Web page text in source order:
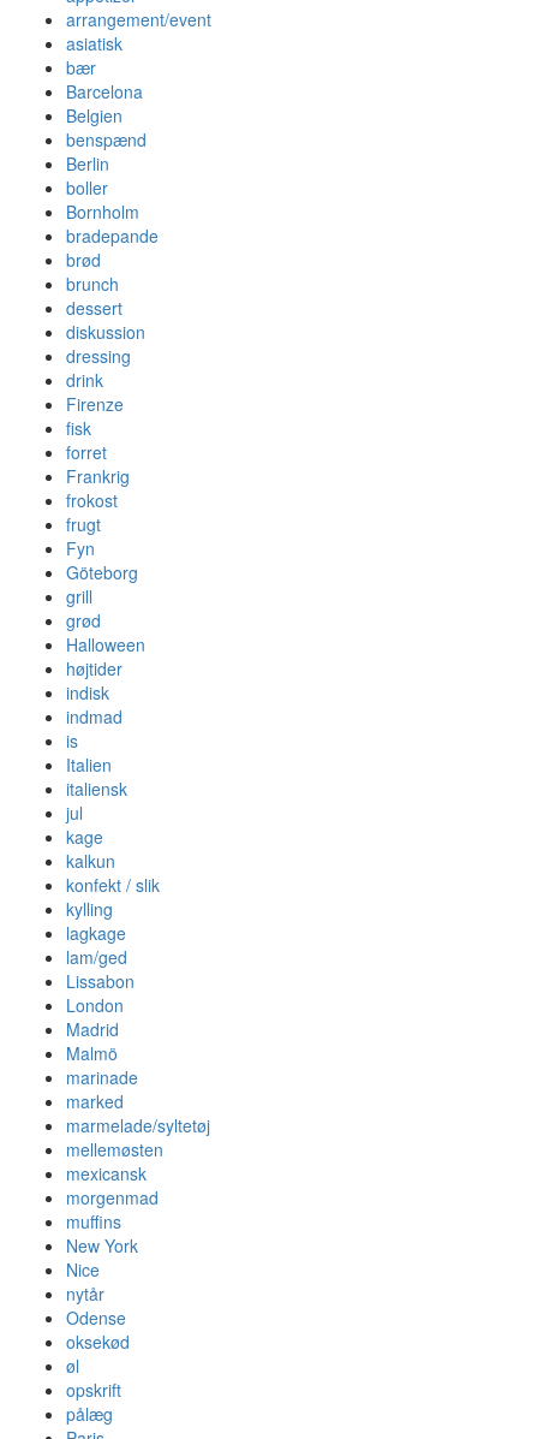
arrangement/event
asiatisk
bær
Barcelona
Belgien
benspænd
Berlin
boller
Bornholm
bradepande
brød
brunch
dessert
diskussion
dressing
drink
Firenze
fisk
forret
Frankrig
frokost
frugt
Fyn
Göteborg
grill
grød
Halloween
højtider
indisk
indmad
is
Italien
italiensk
jul
kage
kalkun
konfekt / slik
kylling
lagkage
lam/ged
Lissabon
London
Madrid
Malmö
marinade
marked
marmelade/syltetøj
mellemøsten
mexicansk
morgenmad
muffins
New York
Nice
nytår
Odense
oksekød
øl
opskrift
pålæg